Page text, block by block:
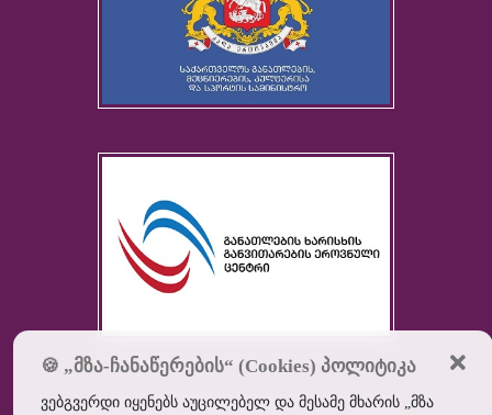
🍪 „მზა-ჩანაწერების“ (Cookies) პოლიტიკა
ვებგვერდი იყენებს აუცილებელ და მესამე მხარის „მზა